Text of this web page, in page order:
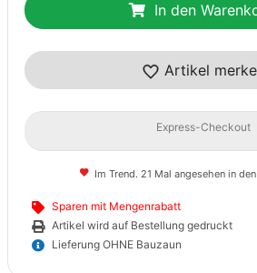
In den
Artikel
Express-Checkout
Im Trend. 21 Mal angesehen in
Sparen mit Mengenrabatt
Artikel wird auf Bestellung gedruckt
Lieferung OHNE Bauzaun